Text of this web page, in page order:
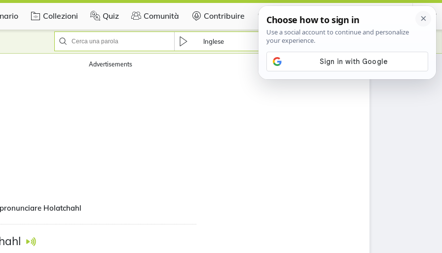
Collezioni Quiz Comunità Contribuire Certificate
Inglese
Advertisements
Holatchahl